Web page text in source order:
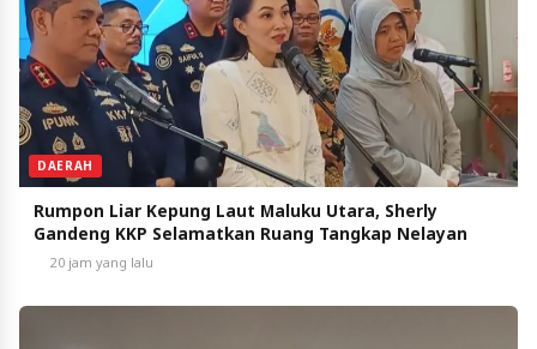
DAERAH
Rumpon Liar Kepung Laut Maluku Utara, Sherly
Gandeng KKP Selamatkan Ruang Tangkap Nelayan
20 jam yang lalu